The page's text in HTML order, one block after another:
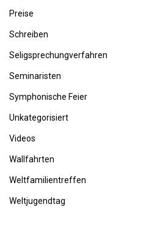
Preise
Schreiben
Seligsprechungverfahren
Seminaristen
Symphonische Feier
Unkategorisiert
Videos
Wallfahrten
Weltfamilientreffen
Weltjugendtag